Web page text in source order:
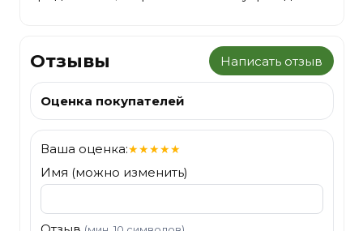
Отзывы Написать отзыв
Оценка покупателей
Ваша оценка:★★★★★
Имя (можно изменить)